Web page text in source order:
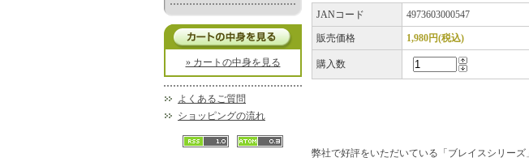
» カートの中身を見る
よくあるご質問
ショッピングの流れ
JANコード 4973603000547
販売価格 1,980円(税込)
購入数
弊社で好評をいただいている「ブレイスシリーズ